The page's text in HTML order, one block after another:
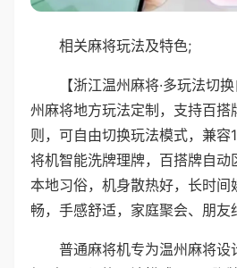
相关麻将玩法及特色;
【浙江温州麻将·多玩法切
州麻将地方玩法定制，支持百搭
则，可自由切换玩法模式，兼
将机智能洗牌理牌，百搭牌自动
本地习俗，机身散热好，长时间
畅，手感舒适，家庭聚会、朋友
普通麻将机专为温州麻将设